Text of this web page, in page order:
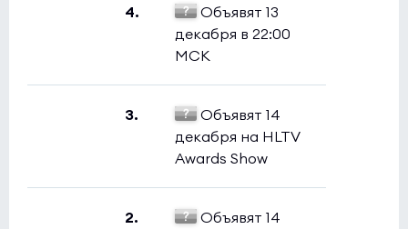
4.
Объявят 13
декабря в 22:00
МСК
3.
Объявят 14
декабря на HLTV
Awards Show
2.
Объявят 14